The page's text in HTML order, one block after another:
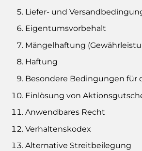
Liefer- und
Eigentumsvorbehalt
Mängelhaftung
Haftung
Besondere Bedingungen für
Einlösung von
Anwendbares Recht
Verhaltenskodex
Alternative Streitbeilegung